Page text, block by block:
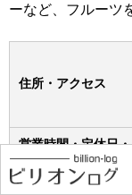
ーなど、フルーツ
住所・アクセス
営業時間・定休日・
料金